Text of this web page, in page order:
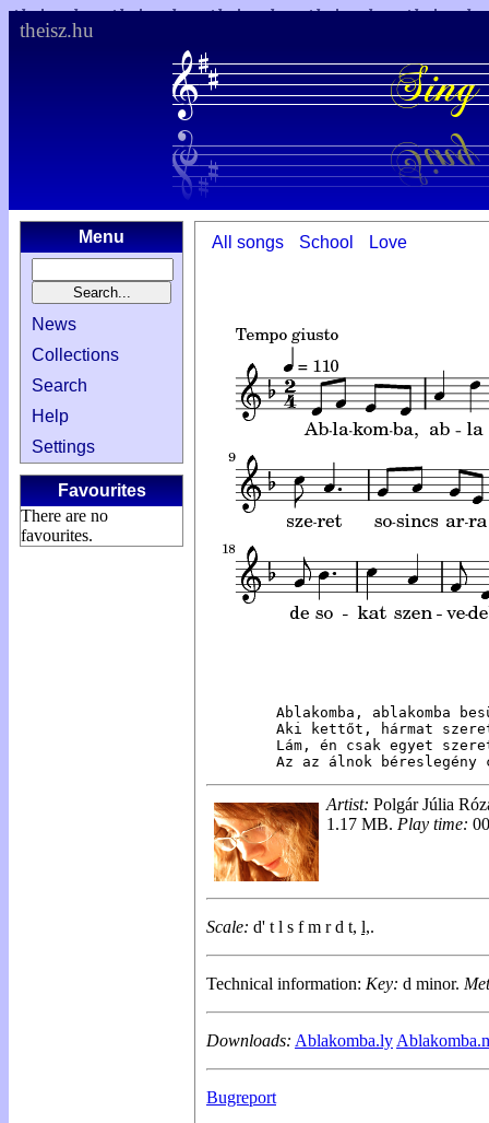
theisz.hu
Menu
News
Collections
Search
Help
Settings
Favourites
There are no
favourites.
All songs School Love
Ablakomba, ablakomba
Aki kettőt, hármat
Lám, én csak egyet
Az az álnok béreslegény
Artist: Polgár Júlia
1.17 MB. Play time:
Scale: d' t l s f m r d t, l,.
Technical information: Key: d minor.
Downloads: Ablakomba.ly
Bugreport